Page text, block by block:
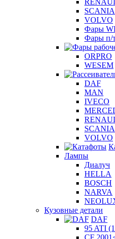
SCANIA
VOLVO
Фары
Фары п/
ORPRO
WESEM
DAF
MAN
IVECO
SCANIA
VOLVO
Лампы
Диалуч
HELLA
BOSCH
NARVA
Кузовные детали
DAF
95 ATI
CF